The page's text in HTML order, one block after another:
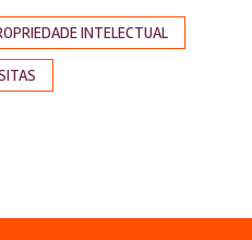
INTELECTUAL